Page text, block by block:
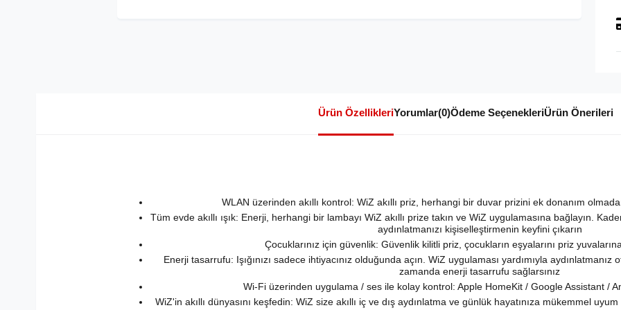
Ürün ÖzellikleriYorumlar(0)Ödeme SeçenekleriÜrün Önerileri
WLAN üzerinden akıllı kontrol: WiZ akıllı priz, herhangi bir duvar prizini ek donanım
Tüm evde akıllı ışık: Enerji, herhangi bir lambayı WiZ akıllı prize takın ve WiZ uygulamasına bağlayın.
aydınlatmanızı kişiselleştirmenin keyfini çıkarın
Çocuklarınız için güvenlik: Güvenlik kilitli priz, çocukların eşyalarını priz
Enerji tasarrufu: Işığınızı sadece ihtiyacınız olduğunda açın. WiZ uygulaması yardımıyla aydınlatmanız
zamanda enerji tasarrufu sağlarsınız
Wi-Fi üzerinden uygulama / ses ile kolay kontrol: Apple HomeKit / Google Assistant /
WiZ'in akıllı dünyasını keşfedin: WiZ size akıllı iç ve dış aydınlatma ve günlük hayatınıza mükemmel